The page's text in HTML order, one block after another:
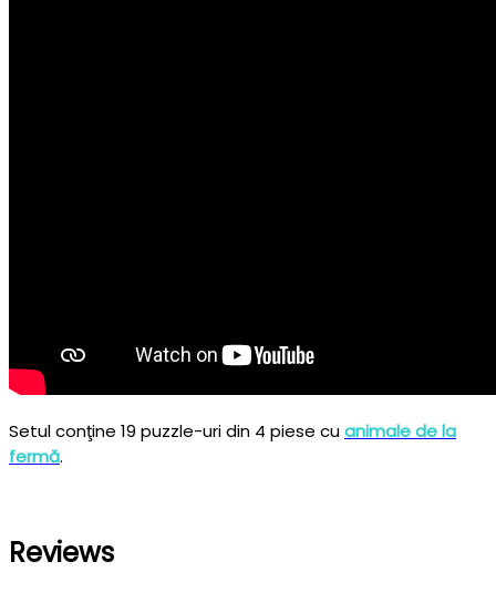
Setul conţine 19 puzzle-uri din 4 piese cuanimale de la
fermă.
Reviews